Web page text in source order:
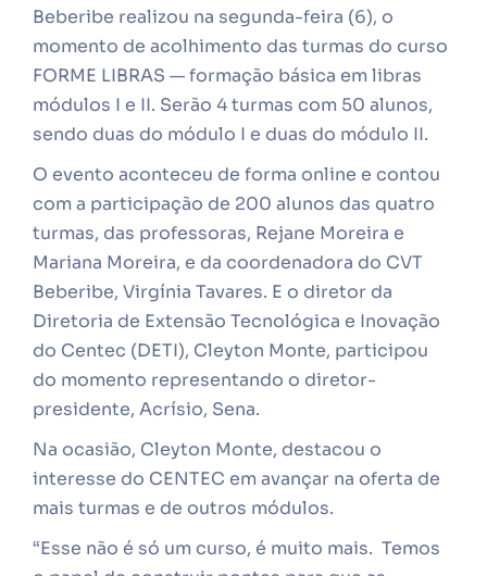
Beberibe realizou na segunda-feira (6), o
momento de acolhimento das turmas do curso
FORME LIBRAS — formação básica em libras
módulos I e II. Serão 4 turmas com 50 alunos,
sendo duas do módulo I e duas do módulo II.
O evento aconteceu de forma online e contou
com a participação de 200 alunos das quatro
turmas, das professoras, Rejane Moreira e
Mariana Moreira, e da coordenadora do CVT
Beberibe, Virgínia Tavares. E o diretor da
Diretoria de Extensão Tecnológica e Inovação
do Centec (DETI), Cleyton Monte, participou
do momento representando o diretor-
presidente, Acrísio, Sena.
Na ocasião, Cleyton Monte, destacou o
interesse do CENTEC em avançar na oferta de
mais turmas e de outros módulos.
“Esse não é só um curso, é muito mais. Temos